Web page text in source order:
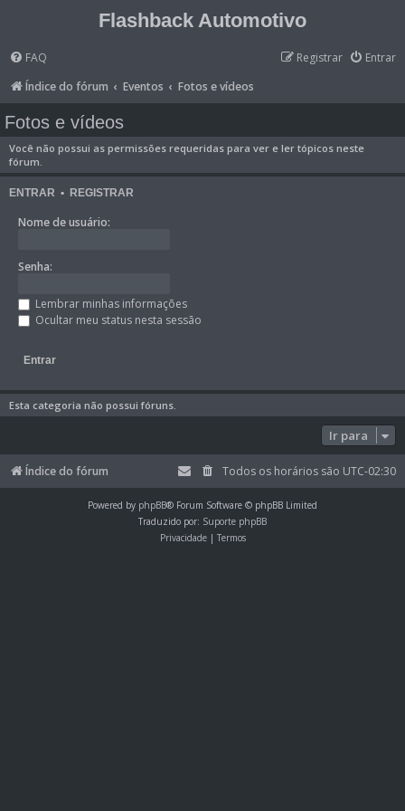
Flashback Automotivo
FAQ Entrar
Registrar
Índice do fórum
Eventos Fotos e vídeos
Fotos e vídeos
Você não possui as permissões requeridas para ver e ler tópicos neste
fórum.
ENTRAR • REGISTRAR
Nome de usuário:
Senha:
Lembrar minhas informações
Ocultar meu status nesta sessão
Esta categoria não possui fóruns.
Ir para
Índice do fórum Todos os horários são UTC-02:30
Powered by phpBB® Forum Software © phpBB Limited
Traduzido por: Suporte phpBB
Privacidade| Termos